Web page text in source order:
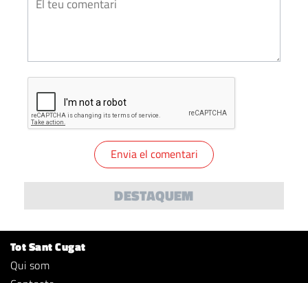
DESTAQUEM
Tot Sant Cugat
Qui som